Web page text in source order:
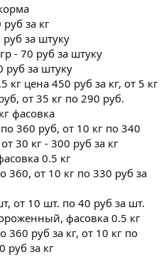
за кг
за штуку
- 70 руб за штуку
руб за штуку
кг цена 450 руб за кг, от 5 кг
от 35 кг по 290 руб.
фасовка
360 руб, от 10 кг по 340
30 кг - 300 руб за кг
0.5 кг
360, от 10 кг по 330 руб за
от 10 шт. по 40 руб за шт.
фасовка 0.5 кг
360 руб за кг, от 10 кг по
руб за кг